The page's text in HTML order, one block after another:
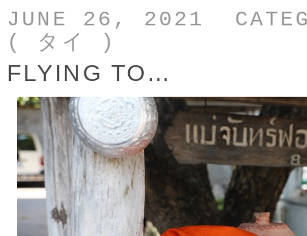
JUNE 26, 2021
( タイ )
FLYING TO…